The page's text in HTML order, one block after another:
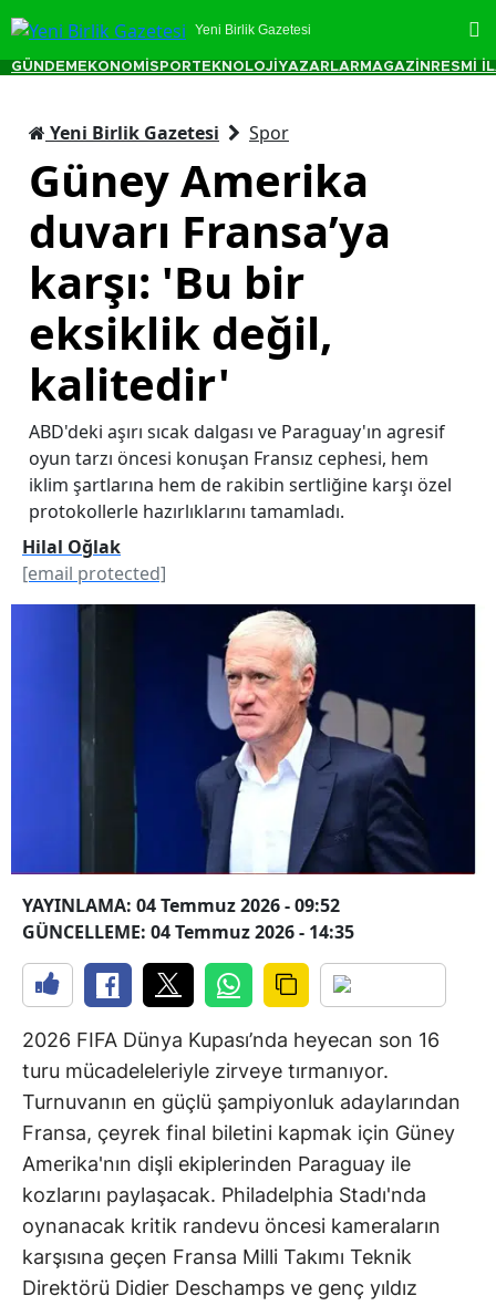
Yeni Birlik Gazetesi
GÜNDEM EKONOMİ SPORTEKNOLOJİ YAZARLAR MAGAZİN RESMİ
Yeni Birlik Gazetesi Spor
Güney Amerika
duvarı Fransa’ya
karşı: 'Bu bir
eksiklik değil,
kalitedir'
ABD'deki aşırı sıcak dalgası ve Paraguay'ın agresif
oyun tarzı öncesi konuşan Fransız cephesi, hem
iklim şartlarına hem de rakibin sertliğine karşı özel
protokollerle hazırlıklarını tamamladı.
Hilal Oğlak
[email protected]
YAYINLAMA: 04 Temmuz 2026 - 09:52
GÜNCELLEME: 04 Temmuz 2026 - 14:35
2026 FIFA Dünya Kupası’nda heyecan son 16
turu mücadeleleriyle zirveye tırmanıyor.
Turnuvanın en güçlü şampiyonluk adaylarından
Fransa, çeyrek final biletini kapmak için Güney
Amerika'nın dişli ekiplerinden Paraguay ile
kozlarını paylaşacak. Philadelphia Stadı'nda
oynanacak kritik randevu öncesi kameraların
karşısına geçen Fransa Milli Takımı Teknik
Direktörü Didier Deschamps ve genç yıldız